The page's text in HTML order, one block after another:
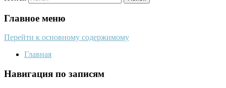
Главное меню
Перейти к основному содержимому
Главная
Навигация по записям